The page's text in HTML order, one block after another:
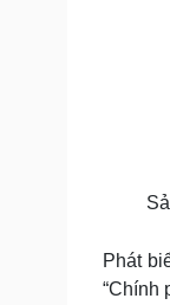
Phát
“Chính